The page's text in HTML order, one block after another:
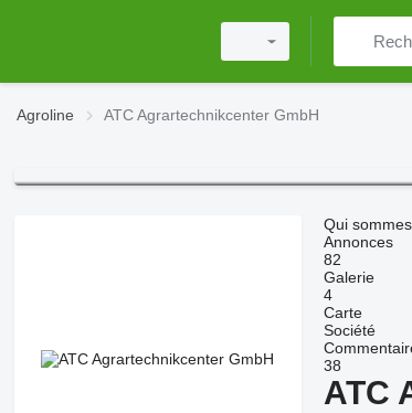
Agroline ATC Agrartechnikcenter GmbH
Qui
Annonces
82
Galerie
4
Carte
Société
38
ATC